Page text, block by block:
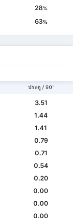
28%
63%
ประตู / 90'
3.51
1.44
1.41
0.79
0.71
0.54
0.20
0.00
0.00
0.00